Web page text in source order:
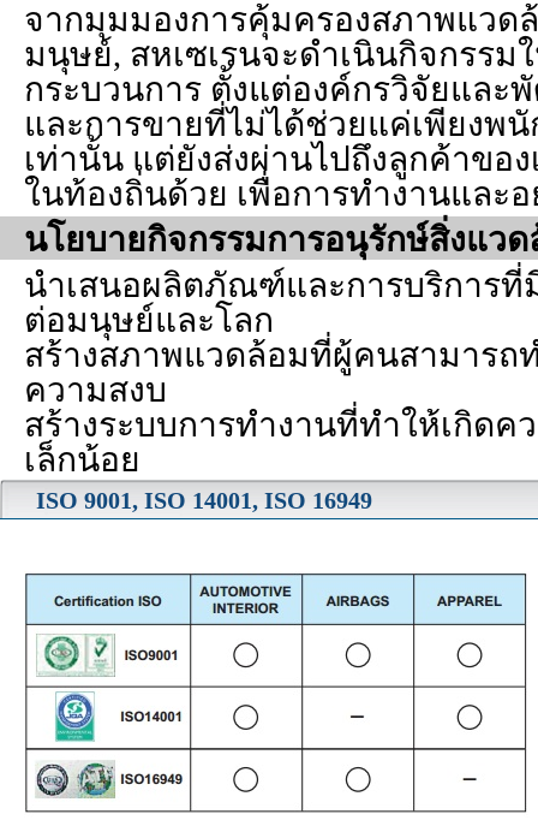
จากมุมมองการคุ้มครองสภาพแวด
มนุษย์, สหเซเรนจะดำเนินกิจกรรม
กระบวนการ ตั้งแต่องค์กรวิจัยและ
และการขายที่ไม่ได้ช่วยแค่เพียงพนั
เท่านั้น แต่ยังส่งผ่านไปถึงลูกค้าขอ
ในท้องถิ่นด้วย เพื่อการทำงานและ
นโยบายกิจกรรมการอนุรักษ์สิ่งแว
นำเสนอผลิตภัณฑ์และการบริการที่
ต่อมนุษย์และโลก
สร้างสภาพแวดล้อมที่ผู้คนสามารถ
ความสงบ
สร้างระบบการทำงานที่ทำให้เกิดค
เล็กน้อย
ISO 9001, ISO 14001, ISO 16949